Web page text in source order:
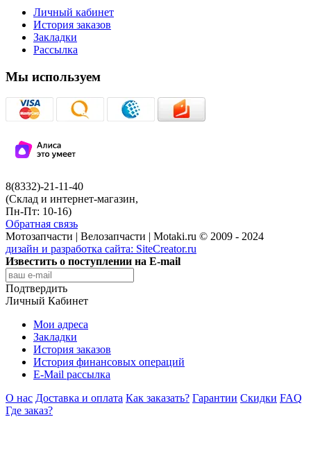
Личный кабинет
История заказов
Закладки
Рассылка
Мы используем
8(8332)-21-11-40
(Склад и интернет-магазин,
Пн-Пт: 10-16)
Обратная связь
Мотозапчасти | Велозапчасти | Motaki.ru © 2009 - 2024
дизайн и разработка сайта: SiteCreator.ru
Известить о поступлении на E-mail
Подтвердить
Личный Кабинет
Мои адреса
Закладки
История заказов
История финансовых операций
E-Mail рассылка
О нас Доставка и оплата Как заказать? Гарантии Скидки FAQ
Где заказ?